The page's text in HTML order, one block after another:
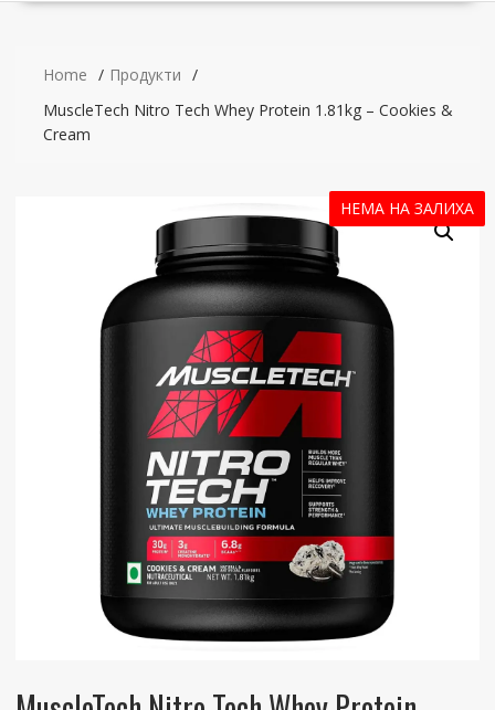
Home
Продукти
MuscleTech Nitro Tech Whey Protein 1.81kg – Cookies &
Cream
НЕМА НА ЗАЛИХА